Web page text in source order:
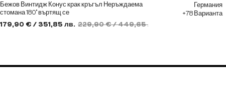
Бежов Винтидж Конус крак кръгъл Неръждаема
стомана 180° въртящ се
179,90 € / 351,85 лв. 229,90 € / 449,65 лв.
Германия
+78 Варианта